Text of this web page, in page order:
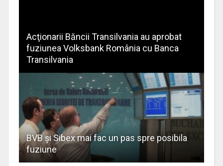
Acţionarii Băncii Transilvania au aprobat
fuziunea Volksbank România cu Banca
Transilvania
BVB şi Sibex mai fac un pas spre posibila
fuziune